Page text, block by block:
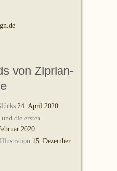
von Ziprian-
24. April 2020
die ersten
2020
15. Dezember